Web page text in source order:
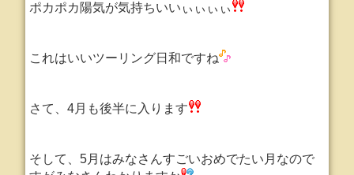
ポカポカ陽気が気持ちいいぃぃぃぃ
これはいいツーリング日和ですね
さて、4月も後半に入ります
そして、5月はみなさんすごいおめでたい月なので